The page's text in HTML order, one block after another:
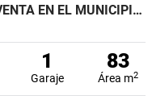
APARTAMENTO EN VENTA EN EL MUNICIPIO DE EL RETIRO.
1
Garaje
83
Área m2